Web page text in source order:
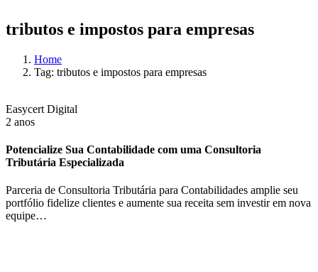
tributos e impostos para empresas
Home
Tag: tributos e impostos para empresas
Easycert Digital
2 anos
Potencialize Sua Contabilidade com uma Consultoria
Tributária Especializada
Parceria de Consultoria Tributária para Contabilidades amplie seu
portfólio fidelize clientes e aumente sua receita sem investir em nova
equipe…